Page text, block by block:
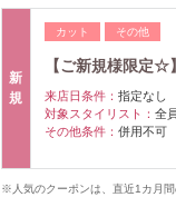
新
規
カット その他
【ご新規様限定
来店日条件： 指定なし
対象スタイリスト： 全
その他条件： 併用不可
※人気のクーポンは、直近1カ月間